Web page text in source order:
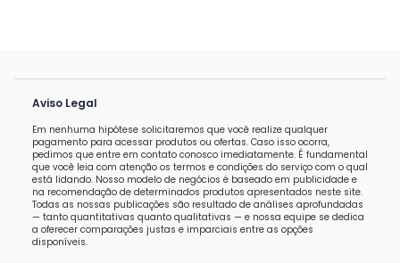
Aviso Legal
Em nenhuma hipótese solicitaremos que você realize qualquer
pagamento para acessar produtos ou ofertas. Caso isso ocorra,
pedimos que entre em contato conosco imediatamente. É fundamental
que você leia com atenção os termos e condições do serviço com o qual
está lidando. Nosso modelo de negócios é baseado em publicidade e
na recomendação de determinados produtos apresentados neste site.
Todas as nossas publicações são resultado de análises aprofundadas
— tanto quantitativas quanto qualitativas — e nossa equipe se dedica
a oferecer comparações justas e imparciais entre as opções
disponíveis.